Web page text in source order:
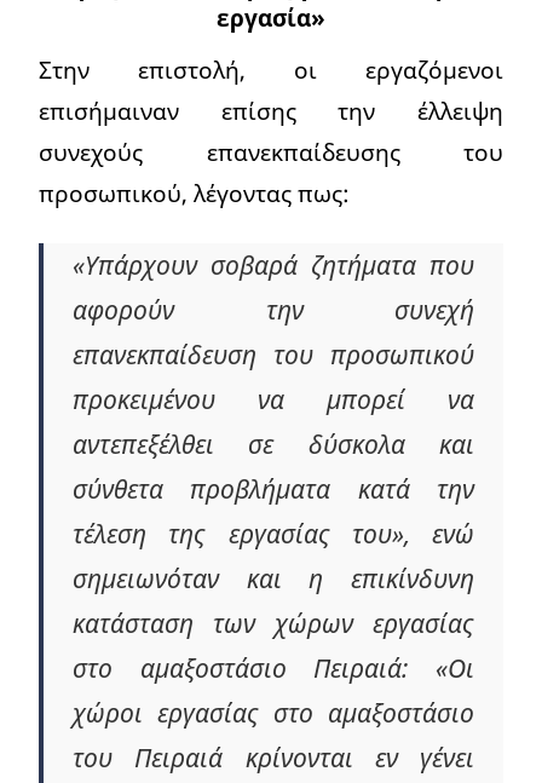
εργασία»
Στην επιστολή, οι εργαζόμενοι
επισήμαιναν επίσης την έλλειψη
συνεχούς επανεκπαίδευσης του
προσωπικού, λέγοντας πως:
«Υπάρχουν σοβαρά ζητήματα που
αφορούν την συνεχή
επανεκπαίδευση του προσωπικού
προκειμένου να μπορεί να
αντεπεξέλθει σε δύσκολα και
σύνθετα προβλήματα κατά την
τέλεση της εργασίας του», ενώ
σημειωνόταν και η επικίνδυνη
κατάσταση των χώρων εργασίας
στο αμαξοστάσιο Πειραιά: «Οι
χώροι εργασίας στο αμαξοστάσιο
του Πειραιά κρίνονται εν γένει